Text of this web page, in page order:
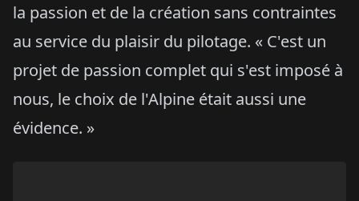
la passion et de la création sans contraintes
au service du plaisir du pilotage. « C'est un
projet de passion complet qui s'est imposé à
nous, le choix de l'Alpine était aussi une
évidence. »